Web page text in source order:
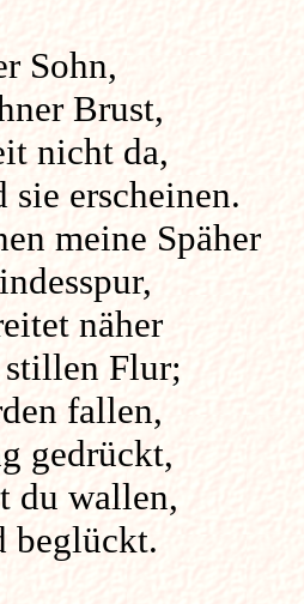
Sohn,
Brust,
nicht da,
erscheinen.
meine Späher
näher
Flur;
fallen,
gedrückt,
du wallen,
beglückt.